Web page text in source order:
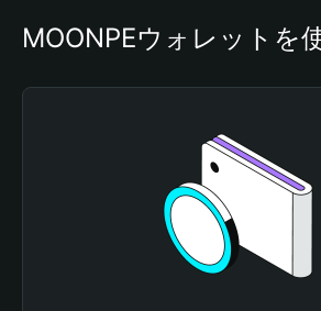
MOONPEウォレットを